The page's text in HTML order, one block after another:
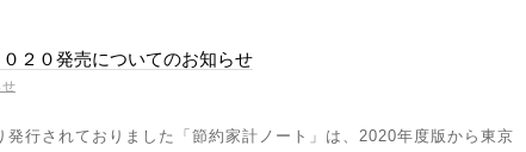
２０発売についてのお知らせ
せ
発行されておりました「節約家計ノート」は、2020年度版から東京